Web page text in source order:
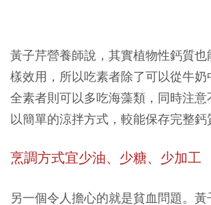
黃子芹營養師說，其實植物性鈣質也
樣效用，所以吃素者除了可以從牛奶
全素者則可以多吃海藻類，同時注意
以簡單的涼拌方式，較能保存完整鈣
烹調方式宜少油、少糖、少加工
另一個令人擔心的就是貧血問題。